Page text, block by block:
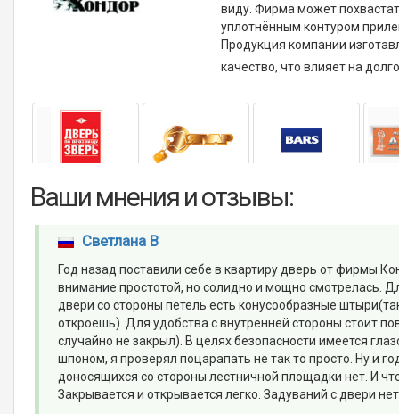
виду. Фирма может
уплотнённым контуром
Продукция компании
качество, что влияет на
Ваши мнения и отзывы:
Светлана В
Год назад поставили себе в квартиру дверь от фирмы
внимание простотой, но солидно и мощно смотрелась.
двери со стороны петель есть конусообразные
откроешь). Для удобства с внутренней стороны стоит
случайно не закрыл). В целях безопасности имеется
шпоном, я проверял поцарапать не так то просто. Ну и
доносящихся со стороны лестничной площадки нет. И
Закрывается и открывается легко. Задуваний с двери